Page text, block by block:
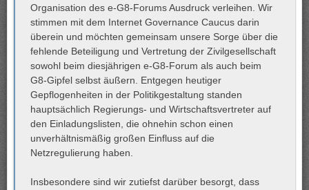
Organisation des e-G8-Forums Ausdruck verleihen. Wir
stimmen mit dem Internet Governance Caucus darin
überein und möchten gemeinsam unsere Sorge über die
fehlende Beteiligung und Vertretung der Zivilgesellschaft
sowohl beim diesjährigen e-G8-Forum als auch beim
G8-Gipfel selbst äußern. Entgegen heutiger
Gepflogenheiten in der Politikgestaltung standen
hauptsächlich Regierungs- und Wirtschaftsvertreter auf
den Einladungslisten, die ohnehin schon einen
unverhältnismäßig großen Einfluss auf die
Netzregulierung haben.
Insbesondere sind wir zutiefst darüber besorgt, dass